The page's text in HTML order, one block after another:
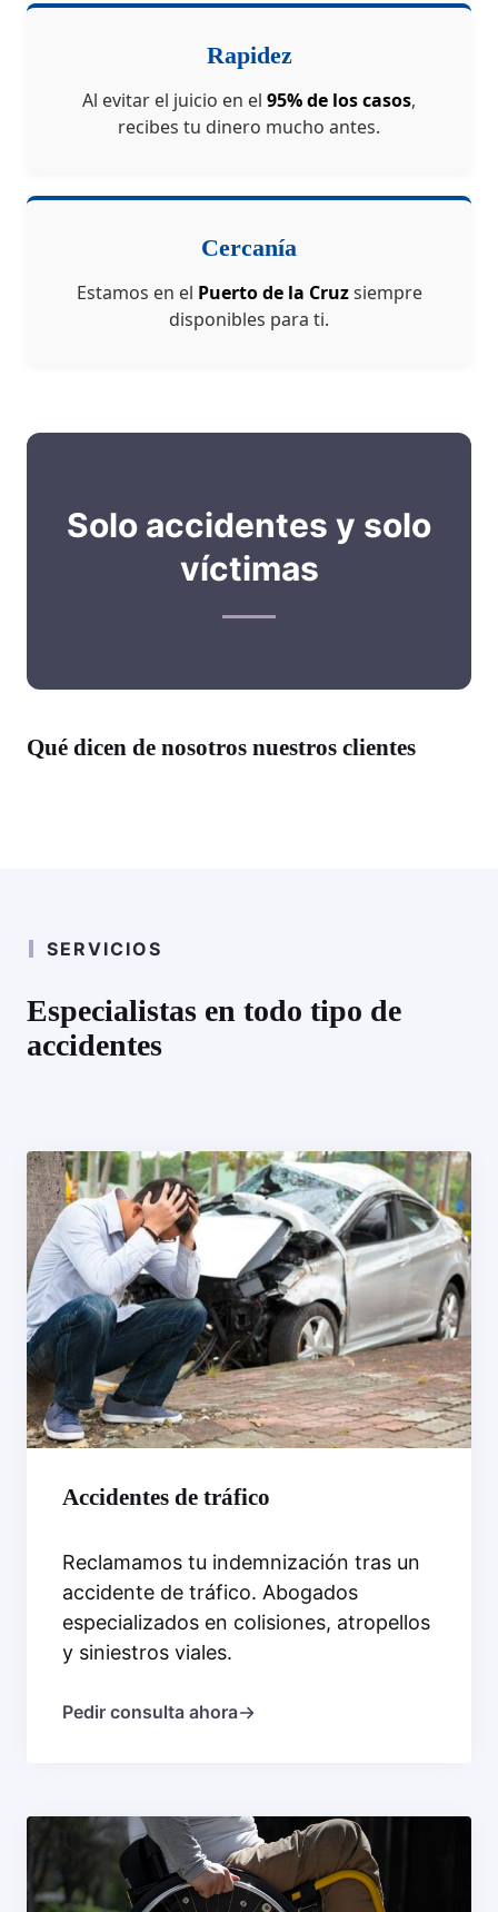
Rapidez
Al evitar el juicio en el 95% de los casos,
recibes tu dinero mucho antes.
Cercanía
Estamos en el Puerto de la Cruzsiempre
disponibles para ti.
Solo accidentes y solo
víctimas
Qué dicen de nosotros nuestros clientes
SERVICIOS
Especialistas en todo tipo de
accidentes
Accidentes de tráfico
Reclamamos tu indemnización tras un
accidente de tráfico. Abogados
especializados en colisiones, atropellos
y siniestros viales.
Pedir consulta ahora